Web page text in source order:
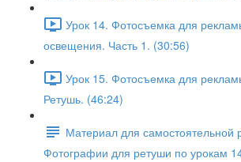
Урок 14. Фотосъемка для
освещения. Часть 1. (30:56)
Урок 15. Фотосъемка для
Ретушь. (46:24)
Материал для самостоятельной
Фотографии для ретуши по урокам